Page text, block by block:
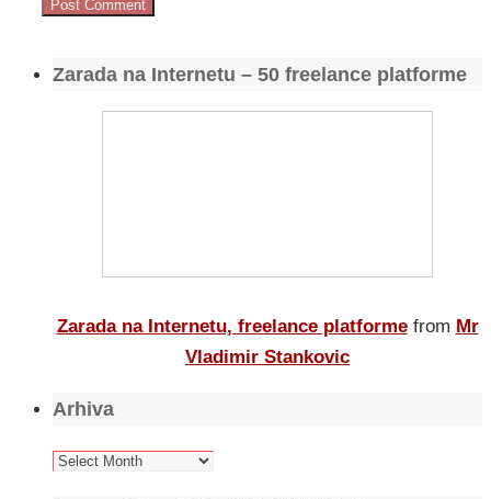
Zarada na Internetu – 50 freelance platforme
Zarada na Internetu, freelance platforme from Mr
Vladimir Stankovic
Arhiva
Arhiva